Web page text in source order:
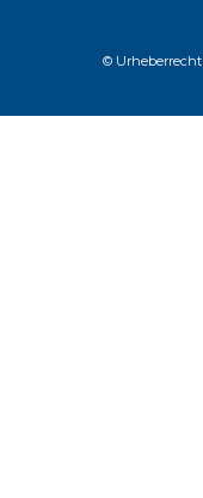
© Urheberrecht